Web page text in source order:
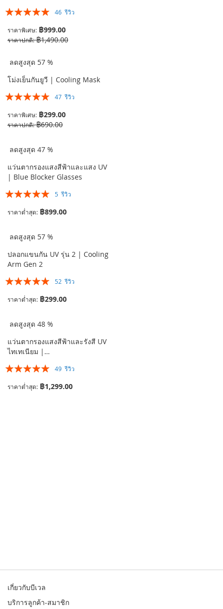
อันดับ:
46รีวิว
ราคาพิเศษ ฿999.00
ราคาปกติ ฿1,490.00
ลดสูงสุด 57 %
โม่งเย็นกันยูวี | Cooling Mask
อันดับ:
47รีวิว
ราคาพิเศษ ฿299.00
ราคาปกติ ฿690.00
ลดสูงสุด 47 %
แว่นตากรองแสงสีฟ้าและแสง UV
| Blue Blocker Glasses
อันดับ:
5รีวิว
ราคาต่ำสุด ฿899.00
ลดสูงสุด 57 %
ปลอกแขนกัน UV รุ่น 2 | Cooling
Arm Gen 2
อันดับ:
52รีวิว
ราคาต่ำสุด ฿299.00
ลดสูงสุด 48 %
แว่นตากรองแสงสีฟ้าและรังสี UV
ไทเทเนียม |…
อันดับ:
49รีวิว
ราคาต่ำสุด ฿1,299.00
เกี่ยวกับบีเวล
บริการลูกค้า-สมาชิก